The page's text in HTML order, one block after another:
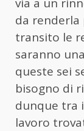
da renderla
transito le
saranno
queste sei
bisogno di
dunque tra
lavoro